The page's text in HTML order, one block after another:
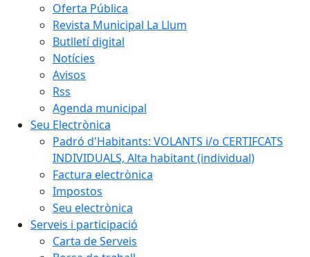
Oferta Pública
Revista Municipal La Llum
Butlletí digital
Notícies
Avisos
Rss
Agenda municipal
Seu Electrònica
Padró d'Habitants: VOLANTS i/o CERTIFCATS
INDIVIDUALS, Alta habitant (individual)
Factura electrònica
Impostos
Seu electrònica
Serveis i participació
Carta de Serveis